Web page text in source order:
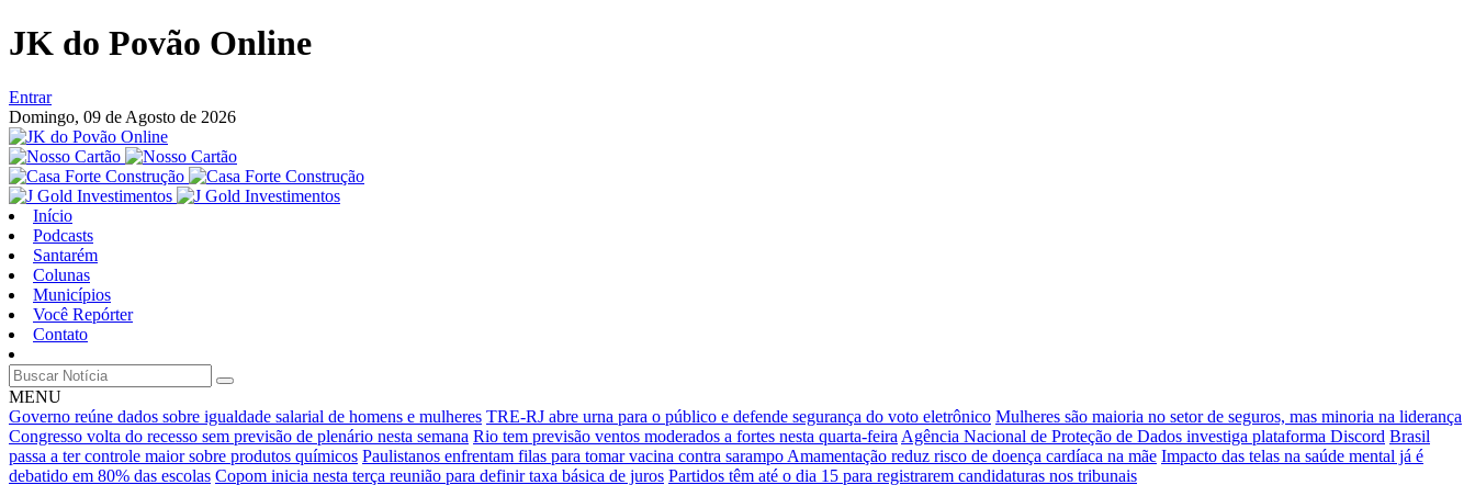
JK do Povão Online
Entrar
Domingo, 09 de Agosto de 2026
Início
Podcasts
Santarém
Colunas
Municípios
Você Repórter
Contato
MENU
Governo reúne dados sobre igualdade salarial de homens e mulheres TRE-RJ abre urna para o público e defende segurança do voto eletrônico Mulheres são maioria no setor de seguros, mas minoria na liderança
Congresso volta do recesso sem previsão de plenário nesta semana Rio tem previsão ventos moderados a fortes nesta quarta-feira Agência Nacional de Proteção de Dados investiga plataforma Discord Brasil
passa a ter controle maior sobre produtos químicos Paulistanos enfrentam filas para tomar vacina contra sarampo Amamentação reduz risco de doença cardíaca na mãe Impacto das telas na saúde mental já é
debatido em 80% das escolas Copom inicia nesta terça reunião para definir taxa básica de juros Partidos têm até o dia 15 para registrarem candidaturas nos tribunais